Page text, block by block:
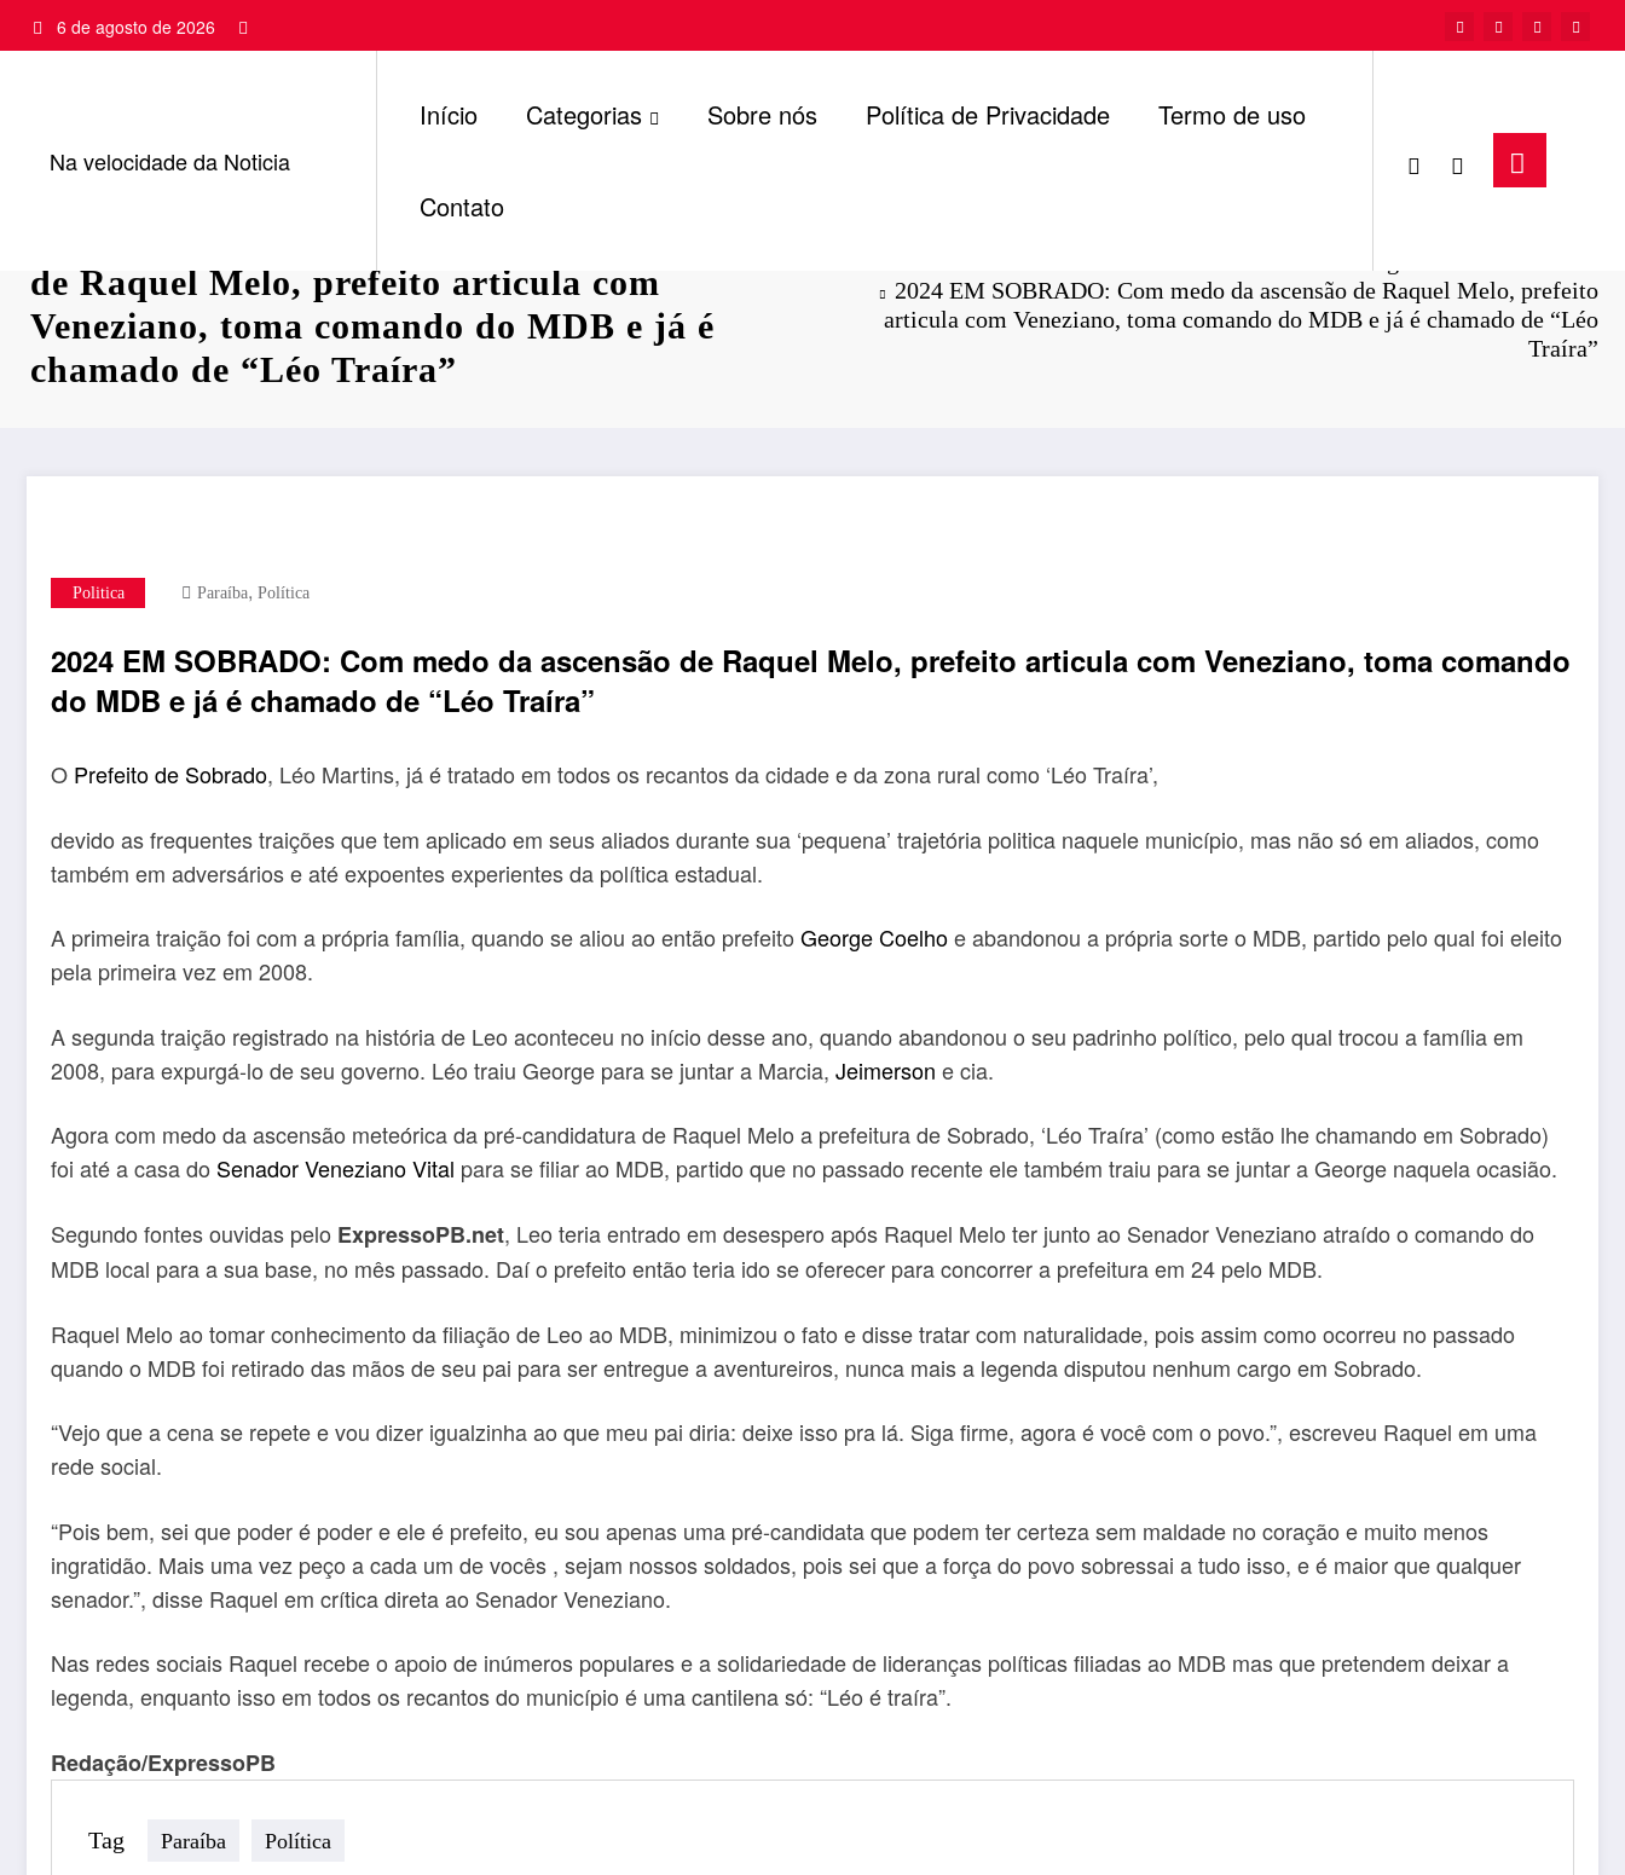
para
6 de agosto de 2026
Na velocidade da Noticia
Início Categorias Sobre nós Política de Privacidade Termo de uso
Contato
de Raquel Melo, prefeito articula com
Veneziano, toma comando do MDB e já é
chamado de “Léo Traíra”
2024 EM SOBRADO: Com medo da ascensão de Raquel Melo, prefeito
articula com Veneziano, toma comando do MDB e já é chamado de “Léo
Traíra”
Politica Paraíba, Política
2024 EM SOBRADO: Com medo da ascensão de Raquel Melo, prefeito articula com Veneziano, toma comando
do MDB e já é chamado de “Léo Traíra”
O Prefeito de Sobrado, Léo Martins, já é tratado em todos os recantos da cidade e da zona rural como ‘Léo Traíra’,
devido as frequentes traições que tem aplicado em seus aliados durante sua ‘pequena’ trajetória politica naquele município, mas não só em aliados, como
também em adversários e até expoentes experientes da política estadual.
A primeira traição foi com a própria família, quando se aliou ao então prefeito George Coelhoe abandonou a própria sorte o MDB, partido pelo qual foi eleito
pela primeira vez em 2008.
A segunda traição registrado na história de Leo aconteceu no início desse ano, quando abandonou o seu padrinho político, pelo qual trocou a família em
2008, para expurgá-lo de seu governo. Léo traiu George para se juntar a Marcia, Jeimerson e cia.
Agora com medo da ascensão meteórica da pré-candidatura de Raquel Melo a prefeitura de Sobrado, ‘Léo Traíra’ (como estão lhe chamando em Sobrado)
foi até a casa do Senador Veneziano Vital para se filiar ao MDB, partido que no passado recente ele também traiu para se juntar a George naquela ocasião.
Segundo fontes ouvidas pelo ExpressoPB.net, Leo teria entrado em desespero após Raquel Melo ter junto ao Senador Veneziano atraído o comando do
MDB local para a sua base, no mês passado. Daí o prefeito então teria ido se oferecer para concorrer a prefeitura em 24 pelo MDB.
Raquel Melo ao tomar conhecimento da filiação de Leo ao MDB, minimizou o fato e disse tratar com naturalidade, pois assim como ocorreu no passado
quando o MDB foi retirado das mãos de seu pai para ser entregue a aventureiros, nunca mais a legenda disputou nenhum cargo em Sobrado.
“Vejo que a cena se repete e vou dizer igualzinha ao que meu pai diria: deixe isso pra lá. Siga firme, agora é você com o povo.”, escreveu Raquel em uma
rede social.
“Pois bem, sei que poder é poder e ele é prefeito, eu sou apenas uma pré-candidata que podem ter certeza sem maldade no coração e muito menos
ingratidão. Mais uma vez peço a cada um de vocês , sejam nossos soldados, pois sei que a força do povo sobressai a tudo isso, e é maior que qualquer
senador.”, disse Raquel em crítica direta ao Senador Veneziano.
Nas redes sociais Raquel recebe o apoio de inúmeros populares e a solidariedade de lideranças políticas filiadas ao MDB mas que pretendem deixar a
legenda, enquanto isso em todos os recantos do município é uma cantilena só: “Léo é traíra”.
Redação/ExpressoPB
Tag Paraíba Política